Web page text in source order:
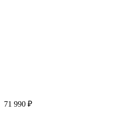
71 990 ₽